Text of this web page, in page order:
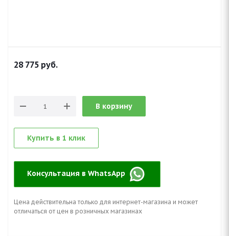
28 775 руб.
В корзину
Купить в 1 клик
Консультация в WhatsApp
Цена действительна только для интернет-магазина и может
отличаться от цен в розничных магазинах